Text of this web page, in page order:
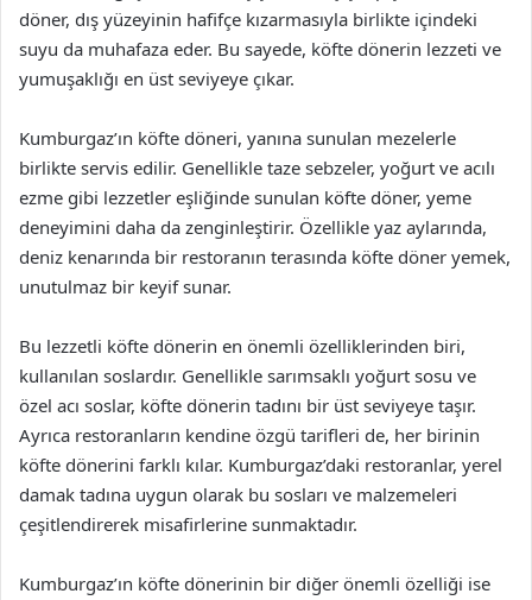
döner, dış yüzeyinin hafifçe kızarmasıyla birlikte içindeki
suyu da muhafaza eder. Bu sayede, köfte dönerin lezzeti ve
yumuşaklığı en üst seviyeye çıkar.
Kumburgaz’ın köfte döneri, yanına sunulan mezelerle
birlikte servis edilir. Genellikle taze sebzeler, yoğurt ve acılı
ezme gibi lezzetler eşliğinde sunulan köfte döner, yeme
deneyimini daha da zenginleştirir. Özellikle yaz aylarında,
deniz kenarında bir restoranın terasında köfte döner yemek,
unutulmaz bir keyif sunar.
Bu lezzetli köfte dönerin en önemli özelliklerinden biri,
kullanılan soslardır. Genellikle sarımsaklı yoğurt sosu ve
özel acı soslar, köfte dönerin tadını bir üst seviyeye taşır.
Ayrıca restoranların kendine özgü tarifleri de, her birinin
köfte dönerini farklı kılar. Kumburgaz’daki restoranlar, yerel
damak tadına uygun olarak bu sosları ve malzemeleri
çeşitlendirerek misafirlerine sunmaktadır.
Kumburgaz’ın köfte dönerinin bir diğer önemli özelliği ise